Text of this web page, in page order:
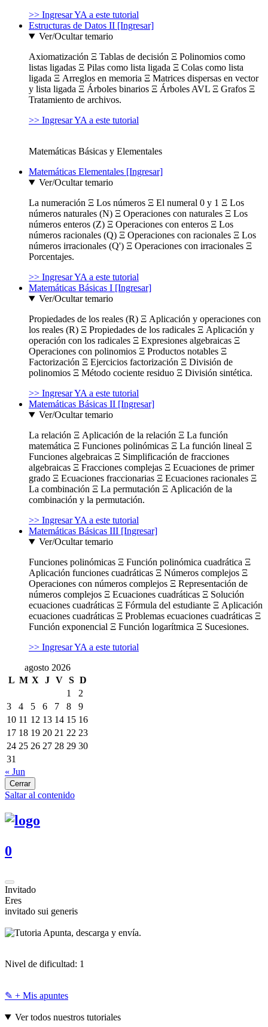
>> Ingresar YA a este tutorial
Estructuras de Datos II [Ingresar]
Ver/Ocultar temario
Axiomatización Ξ Tablas de decisión Ξ Polinomios como
listas ligadas Ξ Pilas como lista ligada Ξ Colas como lista
ligada Ξ Arreglos en memoria Ξ Matrices dispersas en vector
y lista ligada Ξ Árboles binarios Ξ Árboles AVL Ξ Grafos Ξ
Tratamiento de archivos.
>> Ingresar YA a este tutorial
Matemáticas Básicas y Elementales
Matemáticas Elementales [Ingresar]
Ver/Ocultar temario
La numeración Ξ Los números Ξ El numeral 0 y 1 Ξ Los
números naturales (N) Ξ Operaciones con naturales Ξ Los
números enteros (Z) Ξ Operaciones con enteros Ξ Los
números racionales (Q) Ξ Operaciones con racionales Ξ Los
números irracionales (Q') Ξ Operaciones con irracionales Ξ
Porcentajes.
>> Ingresar YA a este tutorial
Matemáticas Básicas I [Ingresar]
Ver/Ocultar temario
Propiedades de los reales (R) Ξ Aplicación y operaciones con
los reales (R) Ξ Propiedades de los radicales Ξ Aplicación y
operación con los radicales Ξ Expresiones algebraicas Ξ
Operaciones con polinomios Ξ Productos notables Ξ
Factorización Ξ Ejercicios factorización Ξ División de
polinomios Ξ Método cociente residuo Ξ División sintética.
>> Ingresar YA a este tutorial
Matemáticas Básicas II [Ingresar]
Ver/Ocultar temario
La relación Ξ Aplicación de la relación Ξ La función
matemática Ξ Funciones polinómicas Ξ La función lineal Ξ
Funciones algebraicas Ξ Simplificación de fracciones
algebraicas Ξ Fracciones complejas Ξ Ecuaciones de primer
grado Ξ Ecuaciones fraccionarias Ξ Ecuaciones racionales Ξ
La combinación Ξ La permutación Ξ Aplicación de la
combinación y la permutación.
>> Ingresar YA a este tutorial
Matemáticas Básicas III [Ingresar]
Ver/Ocultar temario
Funciones polinómicas Ξ Función polinómica cuadrática Ξ
Aplicación funciones cuadráticas Ξ Números complejos Ξ
Operaciones con números complejos Ξ Representación de
números complejos Ξ Ecuaciones cuadráticas Ξ Solución
ecuaciones cuadráticas Ξ Fórmula del estudiante Ξ Aplicación
ecuaciones cuadráticas Ξ Problemas ecuaciones cuadráticas Ξ
Función exponencial Ξ Función logarítmica Ξ Sucesiones.
>> Ingresar YA a este tutorial
agosto 2026
L M X J V S D
1
2
3
4 5 6 7 8
9
10 11 12 13 14 15 16
17 18 19 20 21 22 23
24 25 26 27 28 29 30
31
« Jun
Cerrar
Saltar al contenido
0
Invitado
Eres
invitado sui generis
Apunta, descarga y envía.
Nivel de dificultad: 1
✎ + Mis apuntes
Ver todos nuestros tutoriales